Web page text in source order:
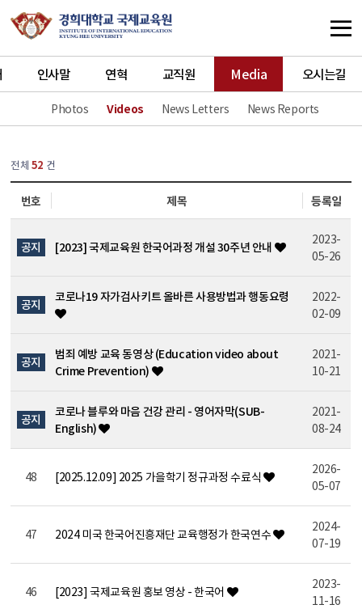
인사말 연혁 교직원 Media
Photos Videos News Letters News Reports
오시는길
전체 52 건
번호 제목 등록일
공지 [2023] 국제교육원 한국어과정 개설 30주년 안내
2023-
05-26
공지 코로나19 자가검사키트 올바른 사용방법과 행동요령
2022-
02-09
공지
범죄 예방 교육 동영상 (Education video about
Crime Prevention)
2021-
10-21
공지
코로나 블루와 마음 건강 관리 - 영어자막(SUB-
English)
2021-
08-24
48 [2025.12.09] 2025 가을학기 정규과정 수료식
2026-
05-07
47 2024 미국 한국어진흥재단 교육행정가 한국연수
2024-
07-19
46 [2023] 국제교육원 홍보 영상 - 한국어
2023-
11-16